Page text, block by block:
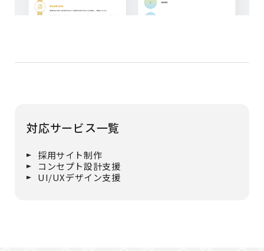
対応サービス一覧
採用サイト制作
コンセプト設計支援
UI/UXデザイン支援